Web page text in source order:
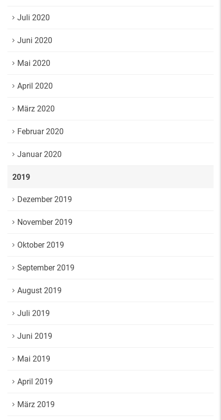
Juli 2020
Juni 2020
Mai 2020
April 2020
März 2020
Februar 2020
Januar 2020
2019
Dezember 2019
November 2019
Oktober 2019
September 2019
August 2019
Juli 2019
Juni 2019
Mai 2019
April 2019
März 2019